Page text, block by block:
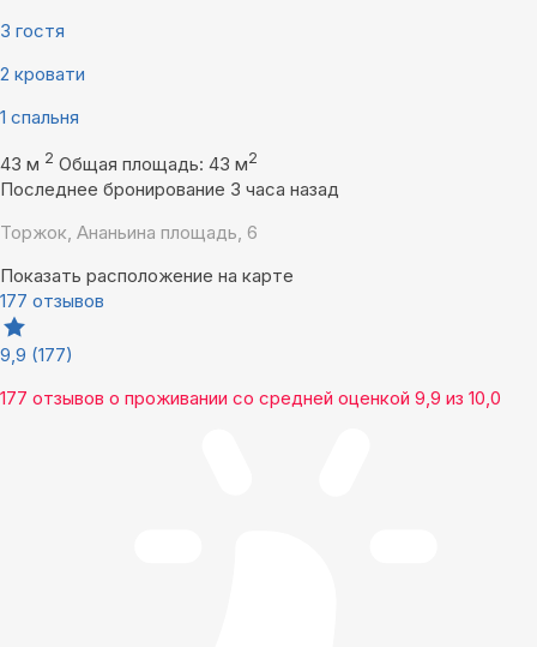
3 гостя
2 кровати
1 спальня
43 м 2 Общая площадь: 43 м2
Последнее бронирование 3 часа назад
Торжок, Ананьина площадь, 6
Показать расположение на карте
177 отзывов
9,9 (177)
177 отзывов о проживании со средней оценкой 9,9 из 10,0